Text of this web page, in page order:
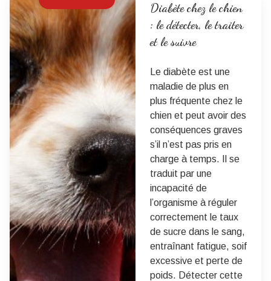
Diabète chez le chien
: le détecter, le traiter
et le suivre
Le diabète est une
maladie de plus en
plus fréquente chez le
chien et peut avoir des
conséquences graves
s’il n’est pas pris en
charge à temps. Il se
traduit par une
incapacité de
l’organisme à réguler
correctement le taux
de sucre dans le sang,
entraînant fatigue, soif
excessive et perte de
poids. Détecter cette